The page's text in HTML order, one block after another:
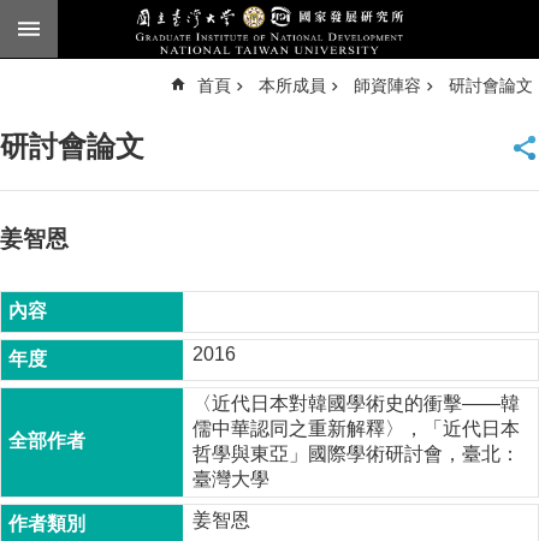
跳到主要內容區塊
臺
頁
公
告
本
簡
本
所
首頁 本所成員 師資陣容 研討會論文
研討會論文
姜智恩
2016
〈近代日本對韓國學術史的衝擊――韓
儒中華認同之重新解釋〉，「近代日本
哲學與東亞」國際學術研討會，臺北：
臺灣大學
姜智恩